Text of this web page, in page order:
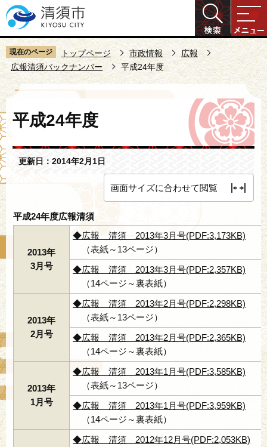
こ
の
ペ
ー
ジ
の
先
頭
で
す
現在のページ トップページ 市政情報
広報
広報清須バックナンバー
平成24年度
文
こ
平成24年度
更新日：2014年2月1日
画面サイズに合わせて閲覧
平成24年度広報清須
2013年
3月号
◆広報 清須 2013年3月号(PDF:3,173KB)
（表紙～13ページ）
◆広報 清須 2013年3月号(PDF:2,357KB)
（14ページ～裏表紙）
2013年
2月号
◆広報 清須 2013年2月号(PDF:2,298KB)
（表紙～13ページ）
◆広報 清須 2013年2月号(PDF:2,365KB)
（14ページ～裏表紙）
2013年
1月号
◆広報 清須 2013年1月号(PDF:3,585KB)
（表紙～13ページ）
◆広報 清須 2013年1月号(PDF:3,959KB)
（14ページ～裏表紙）
◆広報 清須 2012年12月号(PDF:2,053KB)